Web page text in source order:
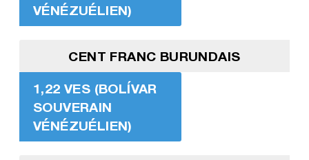
VÉNÉZUÉLIEN)
CENT FRANC BURUNDAIS
1,22 VES (BOLÍVAR
SOUVERAIN
VÉNÉZUÉLIEN)